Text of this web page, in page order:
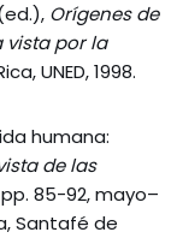
Orígenes de
vista por la
UNED, 1998.
humana:
de las
pp. 85-92, mayo–
Santafé de